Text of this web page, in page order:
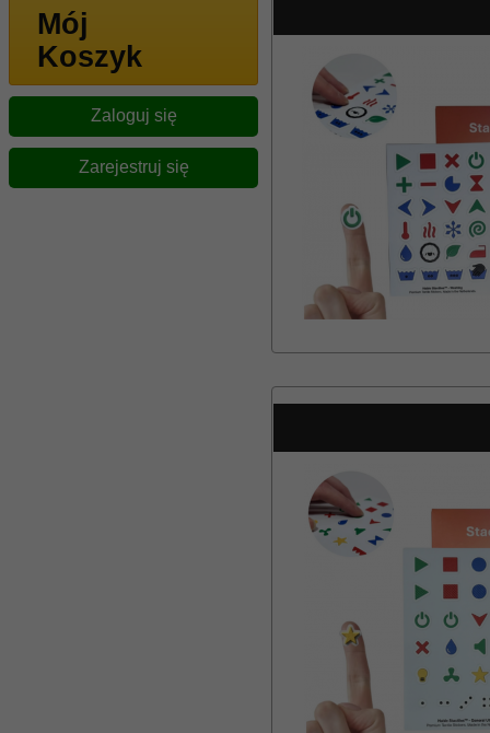
Mój
Koszyk
Zaloguj się
Zarejestruj się